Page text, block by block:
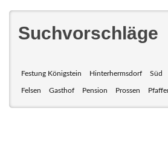
Suchvorschläge
Festung Königstein Hinterhermsdorf Süd
Felsen Gasthof Pension Prossen